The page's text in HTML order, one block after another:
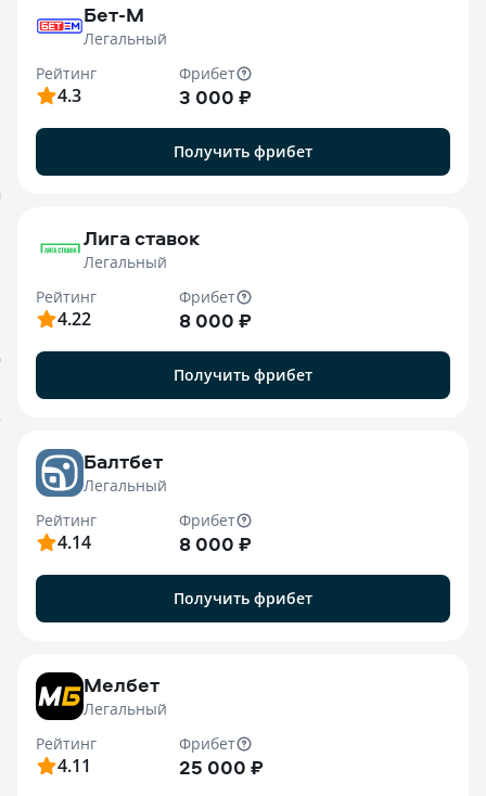
Бет-М
Легальный
Рейтинг
4.3
Фрибет
3 000 ₽
Получить фрибет
Лига ставок
Легальный
Рейтинг
4.22
Фрибет
8 000 ₽
Получить фрибет
Балтбет
Легальный
Рейтинг
4.14
Фрибет
8 000 ₽
Получить фрибет
Мелбет
Легальный
Рейтинг
4.11
Фрибет
25 000 ₽